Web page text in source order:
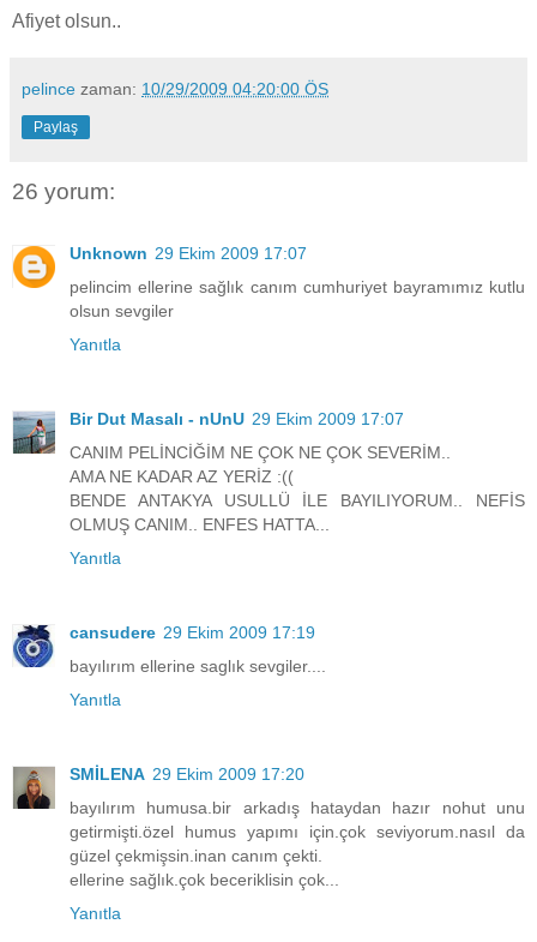
Afiyet olsun..
pelince zaman: 10/29/2009 04:20:00 ÖS
Paylaş
26 yorum:
Unknown 29 Ekim 2009 17:07
pelincim ellerine sağlık canım cumhuriyet bayramımız kutlu
olsun sevgiler
Yanıtla
Bir Dut Masalı - nUnU 29 Ekim 2009 17:07
CANIM PELİNCİĞİM NE ÇOK NE ÇOK SEVERİM..
AMA NE KADAR AZ YERİZ :((
BENDE ANTAKYA USULLÜ İLE BAYILIYORUM.. NEFİS
OLMUŞ CANIM.. ENFES HATTA...
Yanıtla
cansudere 29 Ekim 2009 17:19
bayılırım ellerine saglık sevgiler....
Yanıtla
SMİLENA 29 Ekim 2009 17:20
bayılırım humusa.bir arkadış hataydan hazır nohut unu
getirmişti.özel humus yapımı için.çok seviyorum.nasıl da
güzel çekmişsin.inan canım çekti.
ellerine sağlık.çok beceriklisin çok...
Yanıtla